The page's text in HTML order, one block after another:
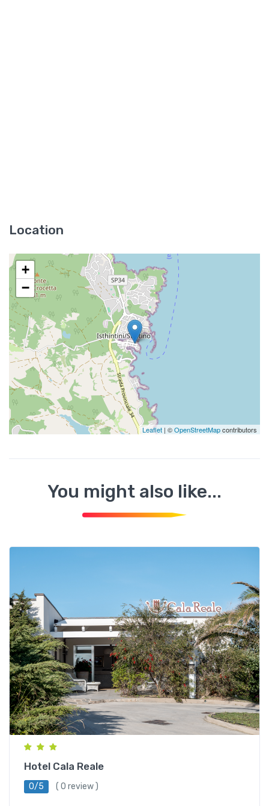
Location
+
−
Leaflet | ©OpenStreetMapcontributors
You might also like...
Hotel Ristorante Silvestrino Eden Stintino, Via
Sassari, Stintino, SS, Italia
Hotel Cala Reale
0/5 ( 0 review )